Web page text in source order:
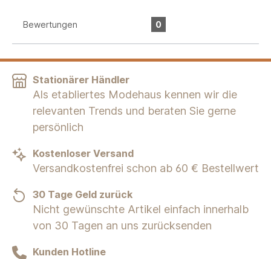
Bewertungen 0
Stationärer Händler
Als etabliertes Modehaus kennen wir die
relevanten Trends und beraten Sie gerne
persönlich
Kostenloser Versand
Versandkostenfrei schon ab 60 € Bestellwert
30 Tage Geld zurück
Nicht gewünschte Artikel einfach innerhalb
von 30 Tagen an uns zurücksenden
Kunden Hotline